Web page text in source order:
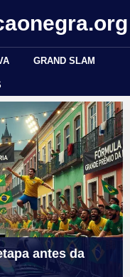
GRAND SLAM
antes da